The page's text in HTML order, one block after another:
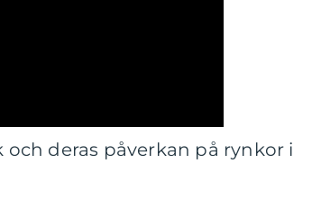
deras påverkan på rynkor i